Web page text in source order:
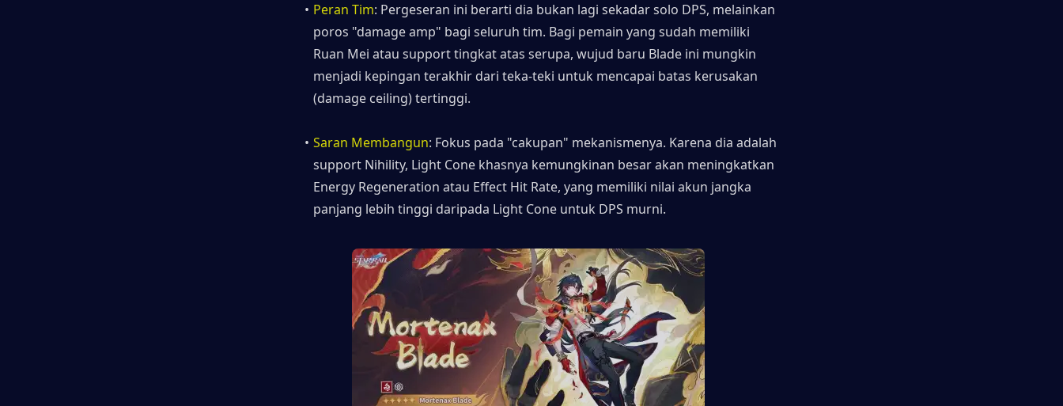
Peran Tim: Pergeseran ini berarti dia bukan lagi sekadar solo DPS, melainkan
poros "damage amp" bagi seluruh tim. Bagi pemain yang sudah memiliki
Ruan Mei atau support tingkat atas serupa, wujud baru Blade ini mungkin
menjadi kepingan terakhir dari teka-teki untuk mencapai batas kerusakan
(damage ceiling) tertinggi.
Saran Membangun: Fokus pada "cakupan" mekanismenya. Karena dia adalah
support Nihility, Light Cone khasnya kemungkinan besar akan meningkatkan
Energy Regeneration atau Effect Hit Rate, yang memiliki nilai akun jangka
panjang lebih tinggi daripada Light Cone untuk DPS murni.